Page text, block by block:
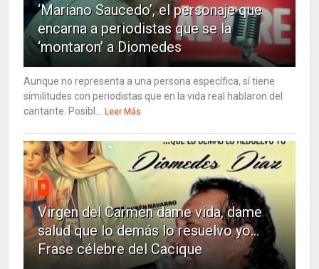
‘Mariano Saucedo’, el personaje que
encarna a periodistas que se la
‘montaron’ a Diomedes
Aunque no representa a una persona específica, sí tiene
similitudes con periodistas que en la vida real hablaron del
cantante. Posibl...
Leer Más
8
Virgen del Carmen dame vida, dame
salud que lo demás lo resuelvo yo…
Frase célebre del Cacique